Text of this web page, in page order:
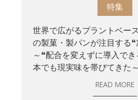
特集
世界で広がるプラントベー
の製菓・製パンが注目する
～❝配合を変えずに導入で
本でも現実味を帯びてきた～
READ MORE